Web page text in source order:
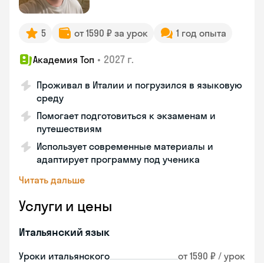
5 от 1590 ₽ за урок 1 год опыта
Академия Топ • 2027 г.
Проживал в Италии и погрузился в языковую
среду
Помогает подготовиться к экзаменам и
путешествиям
Использует современные материалы и
адаптирует программу под ученика
Читать дальше
Услуги и цены
Итальянский язык
Уроки итальянского от 1590 ₽ / урок